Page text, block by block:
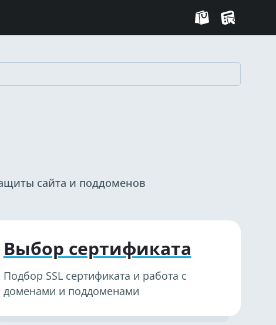
сайта и поддоменов
Выбор сертификата
Подбор SSL сертификата и работа с
доменами и поддоменами